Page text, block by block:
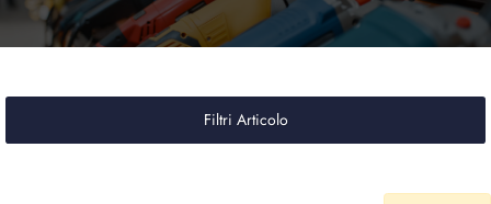
Filtri Articolo